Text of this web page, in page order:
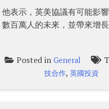
他表示，英美協議有可能影
數百萬人的未來，並帶來增長
Posted inGeneral
技合作,英國投資